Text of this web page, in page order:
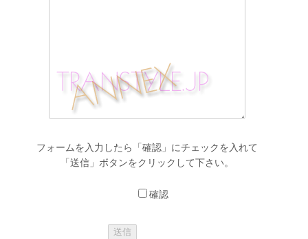
フォームを入力したら「確認」にチェックを入れて
「送信」ボタンをクリックして下さい。
確認